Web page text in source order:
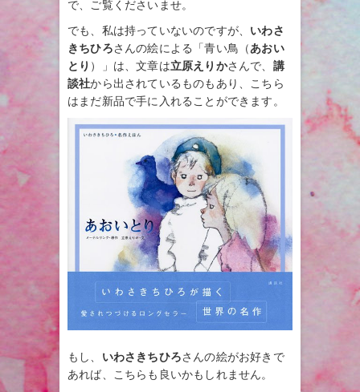
で、ご覧くださいませ。
でも、私は持っていないのですが、 いわさ
きちひろさんの絵による「青い鳥（あおい
とり ）」は、文章は立原えりかさんで、 講
談社から出されているものもあり、こちら
はまだ新品で手に入れることができます。
もし、 いわさきちひろさんの絵がお好きで
あれば、こちらも良いかもしれません。